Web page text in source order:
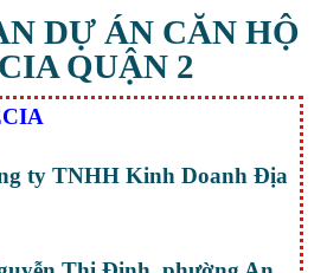
DỰ ÁN CĂN HỘ
QUẬN 2
ty TNHH Kinh Doanh Địa